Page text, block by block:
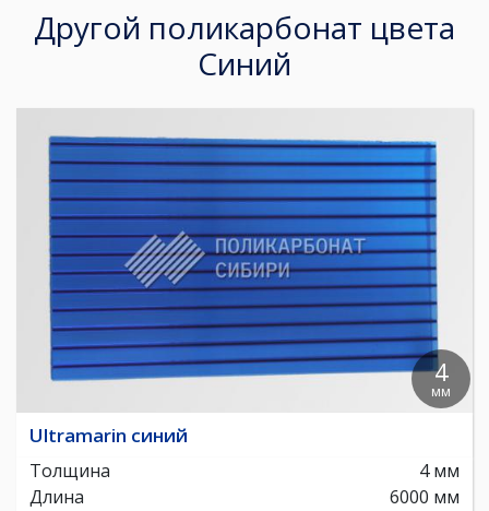
Другой поликарбонат цвета
Синий
4
мм
Ultramarin синий
Толщина
4 мм
Длина
6000 мм